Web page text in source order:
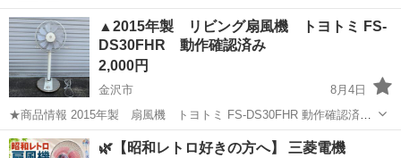
▲2015年製 リビング扇風機 トヨトミ FS-
DS30FHR 動作確認済み
2,000円
金沢市
8月4日
★商品情報 2015年製 扇風機 トヨトミ FS-DS30FHR 動作確認済み
です、リモコンが欠品しております。 ■特徴 ダブルの安心センサー機
能 タッチストップセンサー・人感センサー 静音・省エネなDCモ...
石川 金沢市 季節、空調家電 トヨトミ
🌿【昭和レトロ好きの方へ】 三菱電機